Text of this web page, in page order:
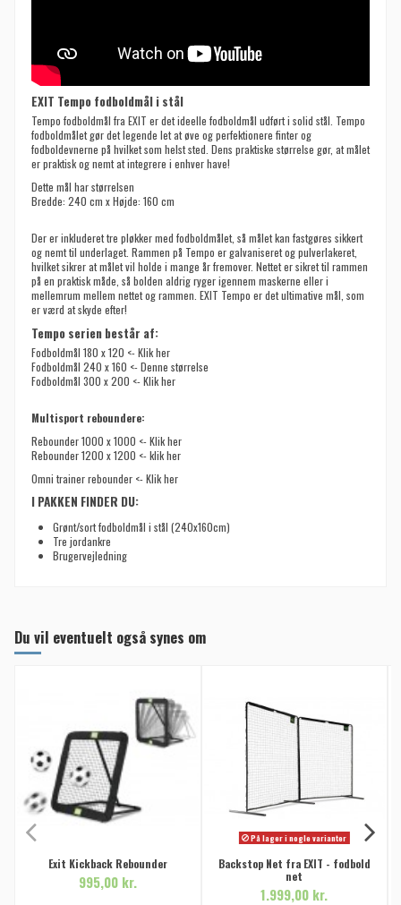
EXIT Tempo fodboldmål i stål
Tempo fodboldmål fra EXIT er det ideelle fodboldmål udført i solid stål. Tempo
fodboldmålet gør det legende let at øve og perfektionere finter og
fodboldevnerne på hvilket som helst sted. Dens praktiske størrelse gør, at målet
er praktisk og nemt at integrere i enhver have!
Dette mål har størrelsen
Bredde: 240 cm x Højde: 160 cm
Der er inkluderet tre pløkker med fodboldmålet, så målet kan fastgøres sikkert
og nemt til underlaget. Rammen på Tempo er galvaniseret og pulverlakeret,
hvilket sikrer at målet vil holde i mange år fremover. Nettet er sikret til rammen
på en praktisk måde, så bolden aldrig ryger igennem maskerne eller i
mellemrum mellem nettet og rammen. EXIT Tempo er det ultimative mål, som
er værd at skyde efter!
Tempo serien består af:
Fodboldmål 180 x 120 <- Klik her
Fodboldmål 240 x 160 <- Denne størrelse
Fodboldmål 300 x 200 <- Klik her
Multisport reboundere:
Rebounder 1000 x 1000 <- Klik her
Rebounder 1200 x 1200 <- klik her
Omni trainer rebounder <- Klik her
I PAKKEN FINDER DU:
Grønt/sort fodboldmål i stål (240x160cm)
Tre jordankre
Brugervejledning
Du vil eventuelt også synes om
Exit Kickback Rebounder
995,00 kr.
På lager i nogle varianter
Backstop Net fra EXIT - fodbold
net
1.999,00 kr.